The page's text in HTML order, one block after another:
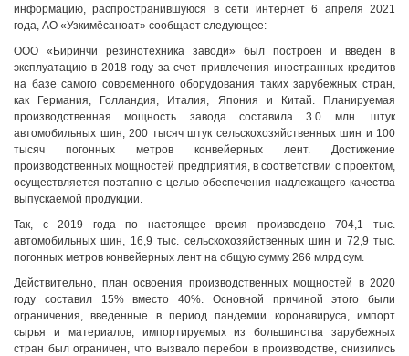
информацию, распространившуюся в сети интернет 6 апреля 2021
года, АО «Узкимёсаноат» сообщает следующее:
ООО «Биринчи резинотехника заводи» был построен и введен в
эксплуатацию в 2018 году за счет привлечения иностранных кредитов
на базе самого современного оборудования таких зарубежных стран,
как Германия, Голландия, Италия, Япония и Китай. Планируемая
производственная мощность завода составила 3.0 млн. штук
автомобильных шин, 200 тысяч штук сельскохозяйственных шин и 100
тысяч погонных метров конвейерных лент. Достижение
производственных мощностей предприятия, в соответствии с проектом,
осуществляется поэтапно с целью обеспечения надлежащего качества
выпускаемой продукции.
Так, с 2019 года по настоящее время произведено 704,1 тыс.
автомобильных шин, 16,9 тыс. сельскохозяйственных шин и 72,9 тыс.
погонных метров конвейерных лент на общую сумму 266 млрд сум.
Действительно, план освоения производственных мощностей в 2020
году составил 15% вместо 40%. Основной причиной этого были
ограничения, введенные в период пандемии коронавируса, импорт
сырья и материалов, импортируемых из большинства зарубежных
стран был ограничен, что вызвало перебои в производстве, снизились